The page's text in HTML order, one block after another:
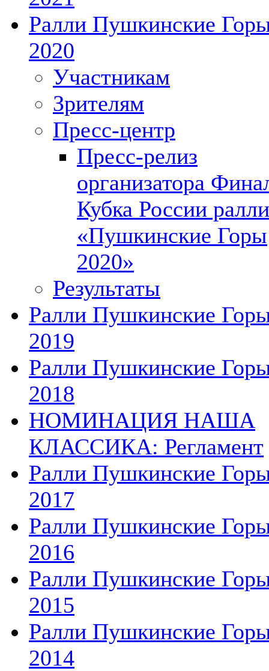
Ралли Пушкинские
2020
Участникам
Зрителям
Пресс-центр
Пресс-релиз
организатора
Кубка России ралли
«Пушкинские Горы
2020»
Результаты
Ралли Пушкинские
2019
Ралли Пушкинские
2018
НОМИНАЦИЯ НАША
КЛАССИКА: Регламент
Ралли Пушкинские
2017
Ралли Пушкинские
2016
Ралли Пушкинские
2015
Ралли Пушкинские
2014